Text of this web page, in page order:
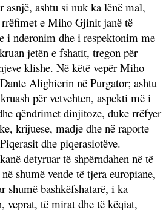
asnjë, ashtu si nuk ka lënë mal,
rrëfimet e Miho Gjinit janë të
i nderonim dhe i respektonim me
jetën e fshatit, tregon për
klishe. Në këtë vepër Miho
Alighierin në Purgator; ashtu
për vetvehten, aspekti më i
qëndrimet dinjitoze, duke rrëfyer
krijuese, madje dhe në raporte
dhe piqerasiotëve.
detyruar të shpërndahen në të
shumë vende të tjera europiane,
shumë bashkëfshatarë, i ka
veprat, të mirat dhe të këqiat,